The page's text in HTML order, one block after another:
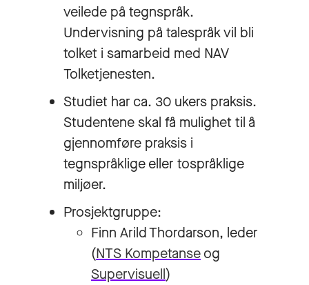
veilede på tegnspråk.
Undervisning på talespråk vil bli
tolket i samarbeid med NAV
Tolketjenesten.
Studiet har ca. 30 ukers praksis.
Studentene skal få mulighet til å
gjennomføre praksis i
tegnspråklige eller tospråklige
miljøer.
Prosjektgruppe:
Finn Arild Thordarson, leder
(NTS Kompetanseog
Supervisuell)